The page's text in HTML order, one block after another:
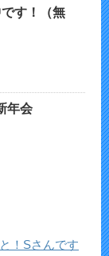
す！（無
年会
！Sさんです